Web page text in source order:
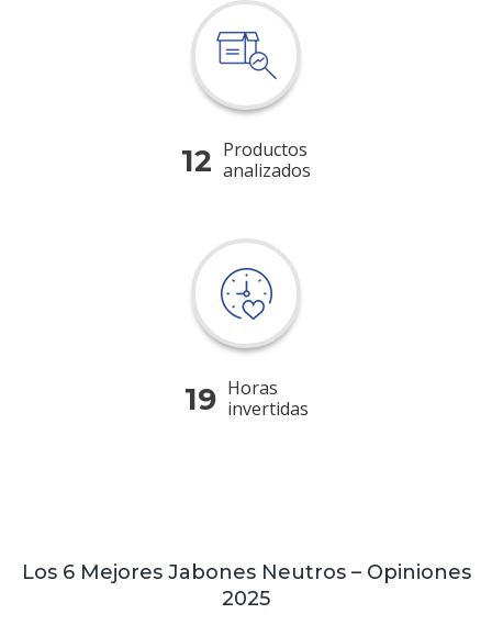
12 Productos
analizados
19 Horas
invertidas
Los 6 Mejores Jabones Neutros – Opiniones
2025